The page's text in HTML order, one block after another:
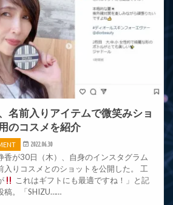
名前入りアイテムで微笑みショ
のコスメを紹介
2022.06.30
香が30日（木）、自身のインスタグラム
入りコスメとのショットを公開した。 工
これはギフトにも最適ですね！」と記
稿。「SHIZU……